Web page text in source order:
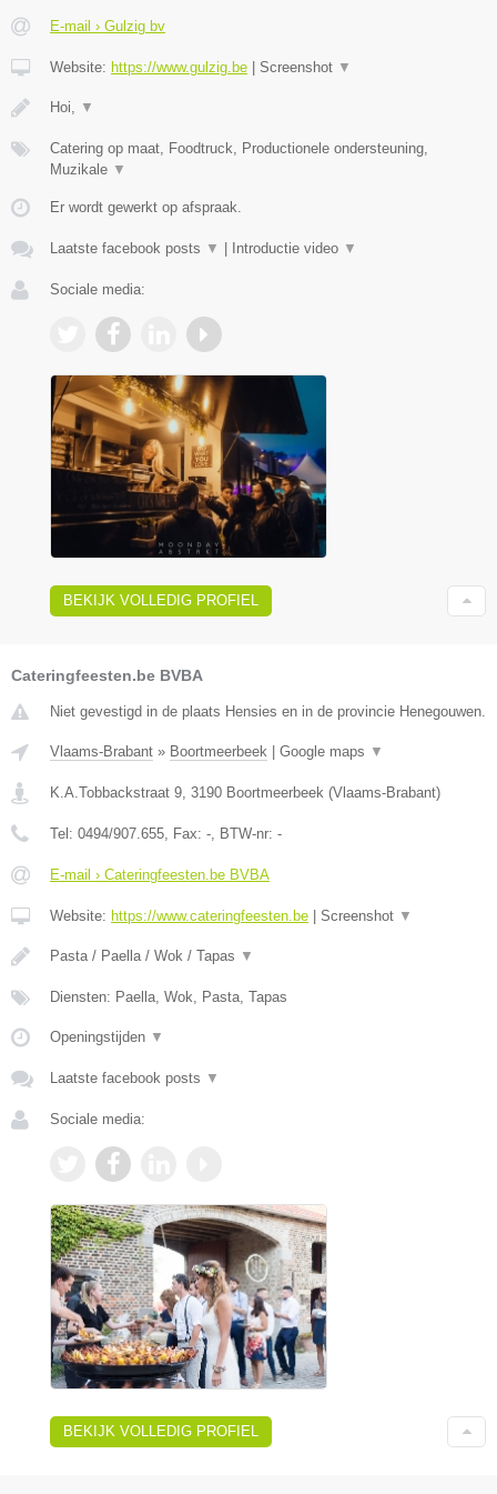
E-mail › Gulzig bv
Website: https://www.gulzig.be Screenshot ▼
Hoi, ▼
Catering op maat, Foodtruck, Productionele ondersteuning,
Muzikale ▼
Er wordt gewerkt op afspraak.
Laatste facebook posts ▼ Introductie video ▼
Sociale media:
BEKIJK VOLLEDIG PROFIEL
Cateringfeesten.be BVBA
Niet gevestigd in de plaats Hensies en in de provincie Henegouwen.
Vlaams-Brabant » Boortmeerbeek Google maps ▼
K.A.Tobbackstraat 9, 3190 Boortmeerbeek (Vlaams-Brabant)
Tel: 0494/907.655, Fax: -, BTW-nr: -
E-mail › Cateringfeesten.be BVBA
Website: https://www.cateringfeesten.be Screenshot ▼
Pasta / Paella / Wok / Tapas ▼
Diensten: Paella, Wok, Pasta, Tapas
Openingstijden ▼
Laatste facebook posts ▼
Sociale media:
BEKIJK VOLLEDIG PROFIEL